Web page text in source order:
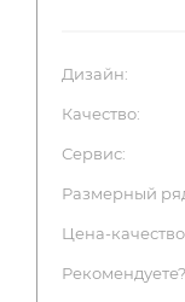
Дизайн:
Качество:
Сервис:
Размерный
Цена-
Рекомендуете?